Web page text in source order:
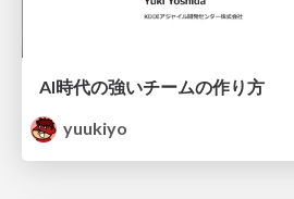
AI時代の強いチームの作り方
yuukiyo